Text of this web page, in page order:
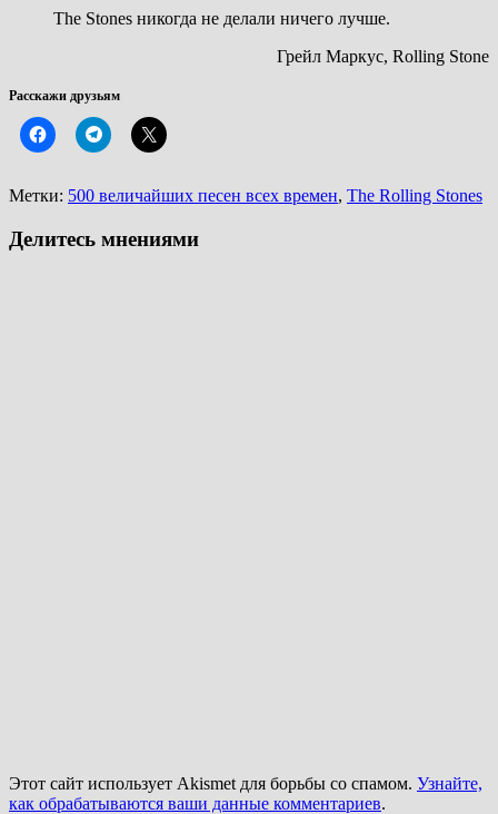
The Stones никогда не делали ничего лучше.
Грейл Маркус, Rolling Stone
Расскажи друзьям
Метки: 500 величайших песен всех времен, The Rolling Stones
Делитесь мнениями
Этот сайт использует Akismet для борьбы со спамом. Узнайте,
как обрабатываются ваши данные комментариев.